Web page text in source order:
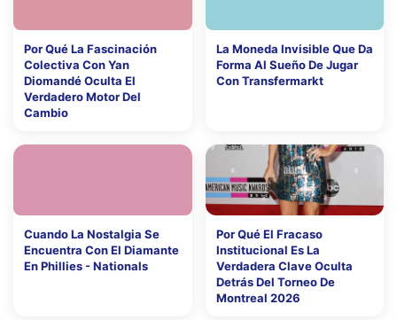
Por Qué La Fascinación
Colectiva Con Yan
Diomandé Oculta El
Verdadero Motor Del
Cambio
La Moneda Invisible Que Da
Forma Al Sueño De Jugar
Con Transfermarkt
Cuando La Nostalgia Se
Encuentra Con El Diamante
En Phillies - Nationals
Por Qué El Fracaso
Institucional Es La
Verdadera Clave Oculta
Detrás Del Torneo De
Montreal 2026